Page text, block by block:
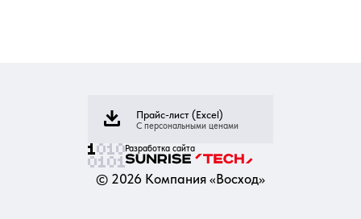
Прайс-лист (Excel)
С персональными ценами
Разработка сайта
© 2026 Компания «Восход»